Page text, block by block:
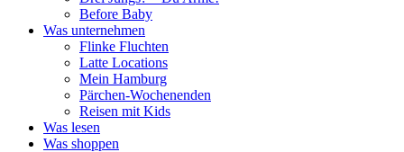
Before Baby
Was unternehmen
Flinke Fluchten
Latte Locations
Mein Hamburg
Pärchen-Wochenenden
Reisen mit Kids
Was lesen
Was shoppen